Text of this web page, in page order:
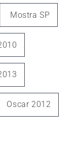
Mostra SP
Oscar 2012